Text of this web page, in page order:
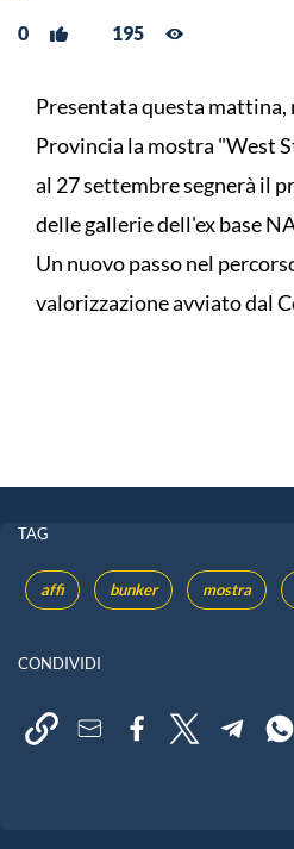
0 195
Presentata questa mattina,
Provincia la mostra "West
al 27 settembre segnerà il
delle gallerie dell'ex base
Un nuovo passo nel
valorizzazione avviato dal
TAG
affi bunker mostra
CONDIVIDI